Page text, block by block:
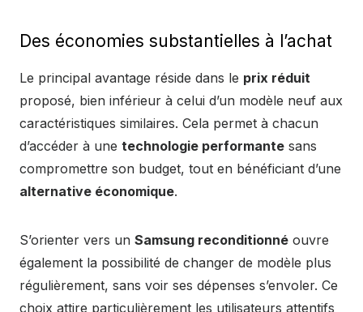
Des économies substantielles à l’achat
Le principal avantage réside dans le prix réduit
proposé, bien inférieur à celui d’un modèle neuf aux
caractéristiques similaires. Cela permet à chacun
d’accéder à une technologie performante sans
compromettre son budget, tout en bénéficiant d’une
alternative économique.
S’orienter vers un Samsung reconditionné ouvre
également la possibilité de changer de modèle plus
régulièrement, sans voir ses dépenses s’envoler. Ce
choix attire particulièrement les utilisateurs attentifs